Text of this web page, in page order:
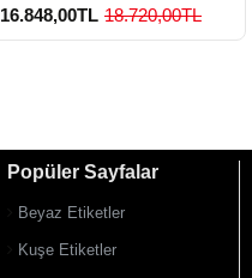
16.848,00TL 18.720,00TL
Popüler Sayfalar
Beyaz Etiketler
Kuşe Etiketler